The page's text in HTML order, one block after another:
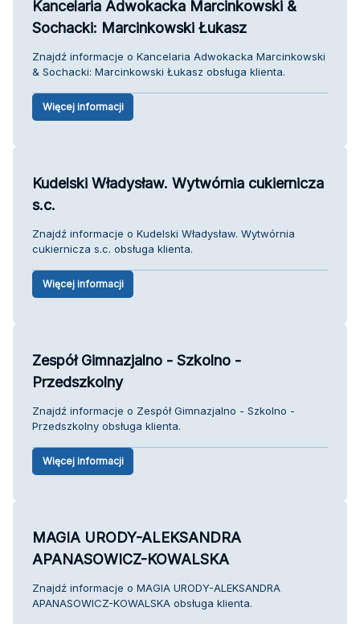
Kancelaria Adwokacka Marcinkowski &
Sochacki: Marcinkowski Łukasz
Znajdź informacje o Kancelaria Adwokacka Marcinkowski
& Sochacki: Marcinkowski Łukasz obsługa klienta.
Więcej informacji
Kudelski Władysław. Wytwórnia cukiernicza
s.c.
Znajdź informacje o Kudelski Władysław. Wytwórnia
cukiernicza s.c. obsługa klienta.
Więcej informacji
Zespół Gimnazjalno - Szkolno -
Przedszkolny
Znajdź informacje o Zespół Gimnazjalno - Szkolno -
Przedszkolny obsługa klienta.
Więcej informacji
MAGIA URODY-ALEKSANDRA
APANASOWICZ-KOWALSKA
Znajdź informacje o MAGIA URODY-ALEKSANDRA
APANASOWICZ-KOWALSKA obsługa klienta.